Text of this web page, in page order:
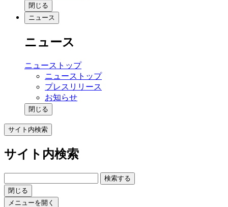
閉じる
ニュース
ニュース
ニューストップ
ニューストップ
プレスリリース
お知らせ
閉じる
サイト内検索
サイト内検索
検索する
閉じる
メニューを開く